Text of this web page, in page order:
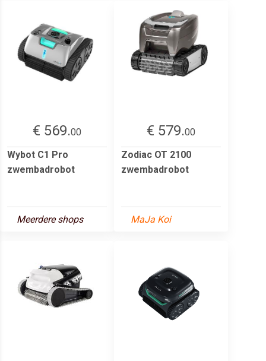
€ 569.00
Wybot C1 Pro
zwembadrobot
Meerdere shops
€ 579.00
Zodiac OT 2100
zwembadrobot
MaJa Koi